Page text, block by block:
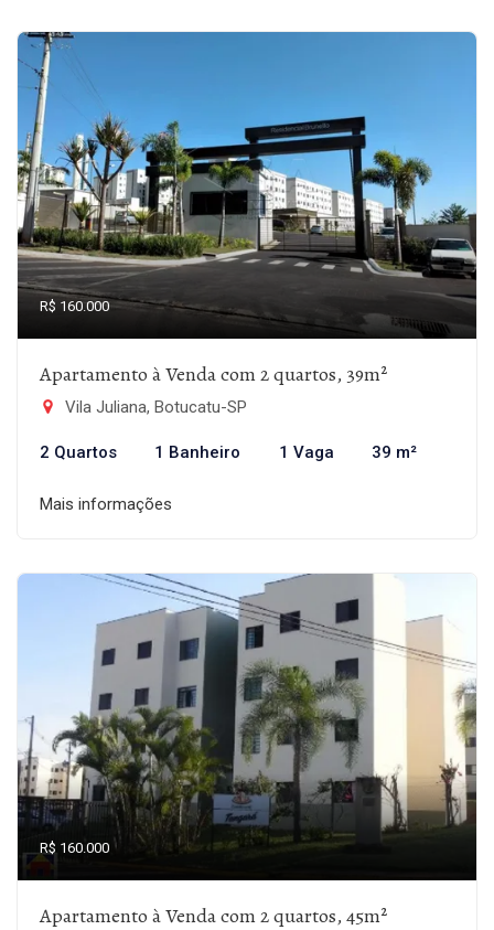
R$ 160.000
Apartamento à Venda com 2 quartos, 39m²
Vila Juliana, Botucatu-SP
2 Quartos 1 Banheiro 1 Vaga 39 m²
Mais informações
R$ 160.000
Apartamento à Venda com 2 quartos, 45m²